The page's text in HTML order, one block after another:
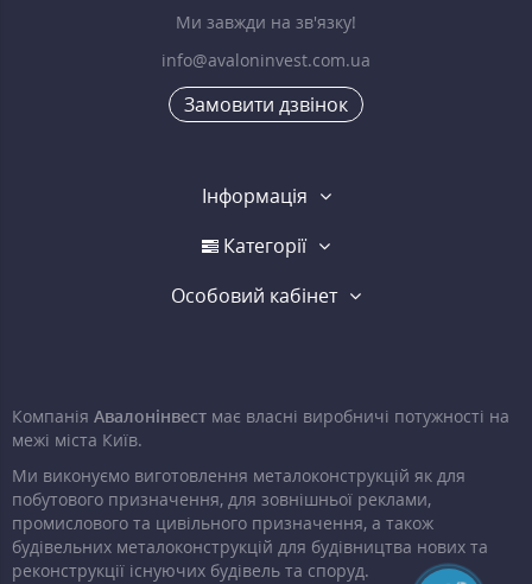
Ми завжди на зв'язку!
info@avaloninvest.com.ua
Замовити дзвінок
Інформація
Категорії
Особовий кабінет
Компанія Авалонінвест має власні виробничі потужності на
межі міста Київ.
Ми виконуємо виготовлення металоконструкцій як для
побутового призначення, для зовнішньої реклами,
промислового та цивільного призначення, а також
будівельних металоконструкцій для будівництва нових та
реконструкції існуючих будівель та споруд.